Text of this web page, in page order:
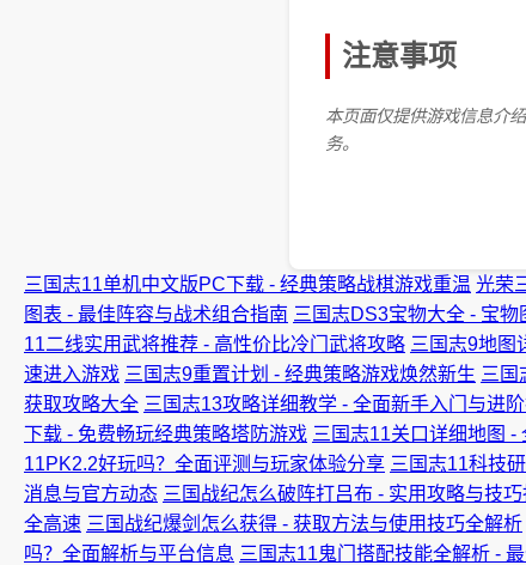
注意事项
本页面仅提供游戏信息介
务。
三国志11单机中文版PC下载 - 经典策略战棋游戏重温 光荣
图表 - 最佳阵容与战术组合指南 三国志DS3宝物大全 - 宝
11二线实用武将推荐 - 高性价比冷门武将攻略 三国志9地图
速进入游戏 三国志9重置计划 - 经典策略游戏焕然新生 三国
获取攻略大全 三国志13攻略详细教学 - 全面新手入门与进
下载 - 免费畅玩经典策略塔防游戏 三国志11关口详细地图 -
11PK2.2好玩吗？全面评测与玩家体验分享 三国志11科技
消息与官方动态 三国战纪怎么破阵打吕布 - 实用攻略与技巧
全高速 三国战纪爆剑怎么获得 - 获取方法与使用技巧全解析
吗？全面解析与平台信息 三国志11鬼门搭配技能全解析 -